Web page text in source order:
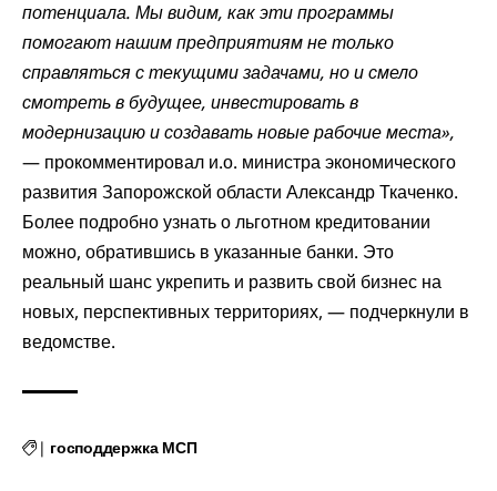
потенциала. Мы видим, как эти программы
помогают нашим предприятиям не только
справляться с текущими задачами, но и смело
смотреть в будущее, инвестировать в
модернизацию и создавать новые рабочие места»,
— прокомментировал и.о. министра экономического
развития Запорожской области Александр Ткаченко.
Более подробно узнать о льготном кредитовании
можно, обратившись в указанные банки. Это
реальный шанс укрепить и развить свой бизнес на
новых, перспективных территориях, — подчеркнули в
ведомстве.
| господдержка МСП